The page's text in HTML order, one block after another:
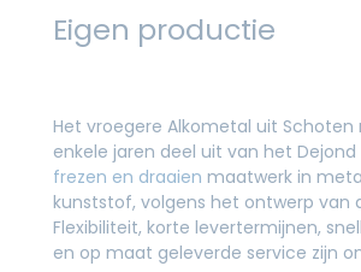
Eigen productie
Het vroegere Alkometal uit Schoten
enkele jaren deel uit van het
frezen en draaien maatwerk in
kunststof, volgens het ontwerp van
Flexibiliteit, korte levertermijnen,
en op maat geleverde service zijn